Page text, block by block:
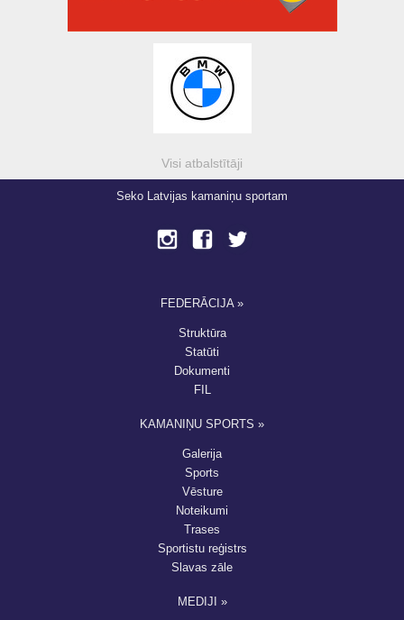
Visi atbalstītāji
Seko Latvijas kamaniņu sportam
FEDERĀCIJA »
Struktūra
Statūti
Dokumenti
FIL
KAMANIŅU SPORTS »
Galerija
Sports
Vēsture
Noteikumi
Trases
Sportistu reģistrs
Slavas zāle
MEDIJI »